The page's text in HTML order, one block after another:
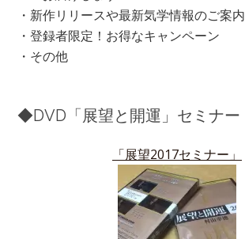
・新作リリースや最新気学情報のご案内
・登録者限定！お得なキャンペーン
・その他
◆DVD「展望と開運」セミナー
「展望2017セミナー」